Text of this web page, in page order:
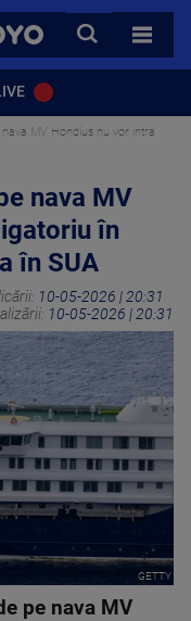
VOYO
CAUTA
TOATE
MV Hondius nu vor intra
nava MV
în
în SUA
10-05-2026 | 20:31
10-05-2026 | 20:31
GETTY
pe nava MV